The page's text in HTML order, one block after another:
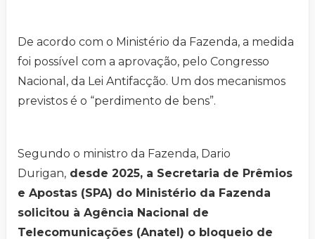
De acordo com o Ministério da Fazenda, a medida
foi possível com a aprovação, pelo Congresso
Nacional, da Lei Antifacção. Um dos mecanismos
previstos é o “perdimento de bens”.
Segundo o ministro da Fazenda, Dario
Durigan, desde 2025, a Secretaria de Prêmios
e Apostas (SPA) do Ministério da Fazenda
solicitou à Agência Nacional de
Telecomunicações (Anatel) o bloqueio de